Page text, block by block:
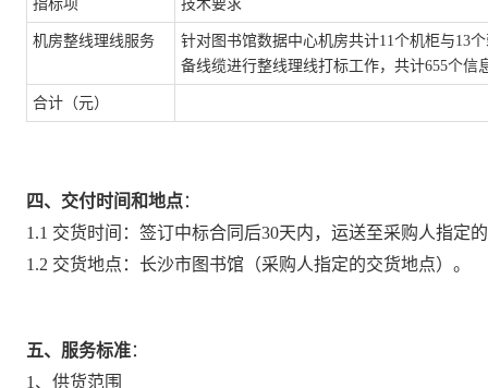
指标项 技术要求
机房整线理线服务 针对图书馆数据中心机房共计11个机柜与13
备线缆进行整线理线打标工作，共计655个信
合计（元）
四、交付时间和地点：
1.1 交货时间： 签订中标合同 后30天内，运送至采购人指定
1.2 交货地点： 长沙市图书馆（采购人指定的交货地点） 。
五、服务标准：
1、供货范围